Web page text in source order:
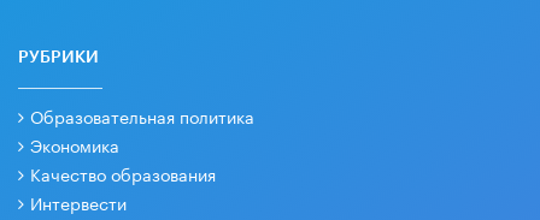
РУБРИКИ
Образовательная политика
Экономика
Качество образования
Интервести